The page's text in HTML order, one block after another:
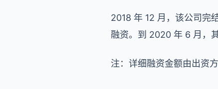
2018 年 12 月，该公司完
融资。到 2020 年 6 月，
注：详细融资金额由出资